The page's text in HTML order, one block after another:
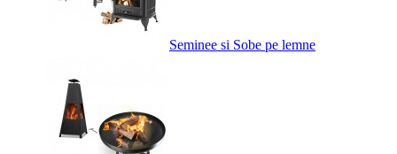
Seminee si Sobe pe lemne